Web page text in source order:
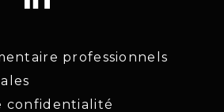
professionnels
confidentialité